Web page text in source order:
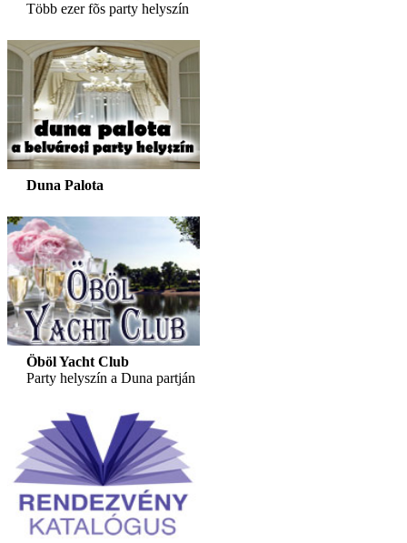
Több ezer fõs party helyszín
Duna Palota
Öböl Yacht Club
Party helyszín a Duna partján